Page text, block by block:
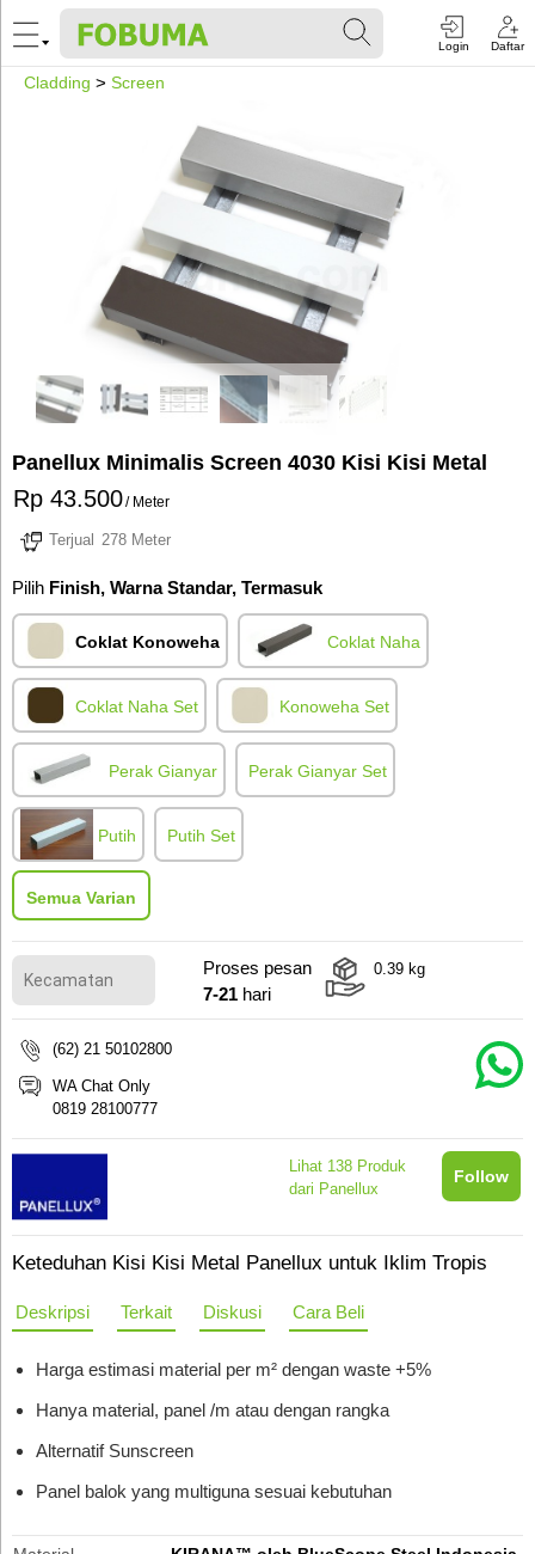
Login Daftar
Cladding > Screen
Panellux Minimalis Screen 4030 Kisi Kisi Metal
Rp 43.500/ Meter
Terjual 278 Meter
Pilih Finish, Warna Standar, Termasuk
Coklat Konoweha Coklat Naha
Coklat Naha Set Konoweha Set
Perak Gianyar Perak Gianyar Set
Putih PutihSet
Semua Varian
Proses pesan
7-21 hari
0.39 kg
(62) 21 50102800
WA Chat Only
0819 28100777
Lihat 138 Produk
dari Panellux
Follow
Keteduhan Kisi Kisi Metal Panellux untuk Iklim Tropis
Deskripsi Terkait Diskusi Cara Beli
Harga estimasi material per m² dengan waste +5%
Hanya material, panel /m atau dengan rangka
Alternatif Sunscreen
Panel balok yang multiguna sesuai kebutuhan